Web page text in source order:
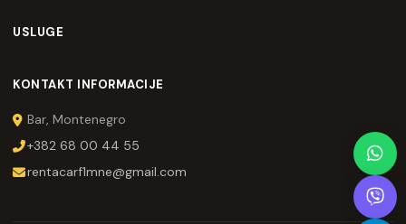
USLUGE
KONTAKT INFORMACIJE
Bar, Montenegro
+382 68 00 44 55
rentacarf1mne@gmail.com